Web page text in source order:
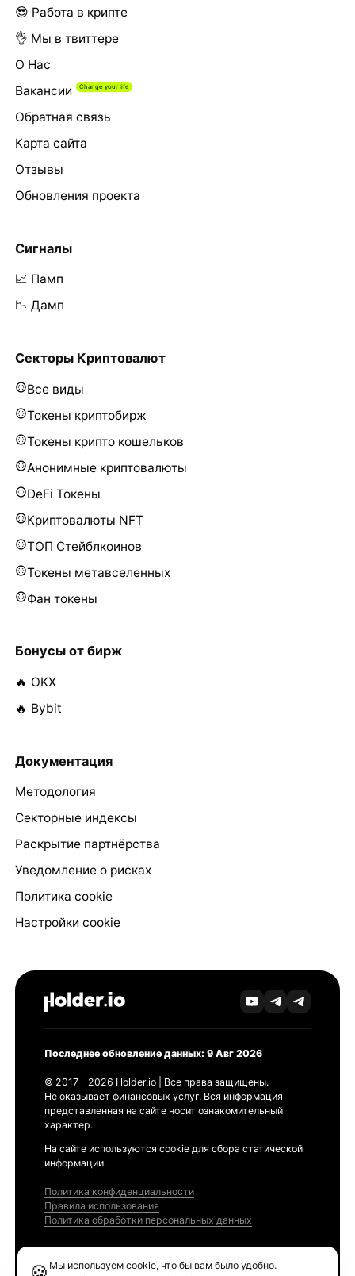
😎 Работа в крипте
👌 Мы в твиттере
О Нас
Вакансии
Обратная связь
Карта сайта
Отзывы
Обновления проекта
Сигналы
📈 Памп
📉 Дамп
Секторы Криптовалют
Все виды
Токены криптобирж
Токены крипто кошельков
Анонимные криптовалюты
DeFi Токены
Криптовалюты NFT
ТОП Стейблкоинов
Токены метавселенных
Фан токены
Бонусы от бирж
🔥 OKX
🔥 Bybit
Документация
Методология
Секторные индексы
Раскрытие партнёрства
Уведомление о рисках
Политика cookie
Настройки cookie
Последнее обновление данных: 9 Авг 2026
© 2017 - 2026 Holder.io | Все права защищены.
Не оказывает финансовых услуг. Вся информация
представленная на сайте носит ознакомительный
характер.
На сайте используются cookie для сбора статической
информации.
Политика конфиденциальности
Правила использования
Политика обработки персональных данных
Мы используем cookie, что бы вам было удобно.